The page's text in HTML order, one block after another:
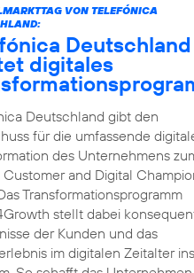
VON TELEFÓNICA
Deutschland
digitales
Deutschland gibt den
für die umfassende
des Unternehmens
and Digital
Transformationsprogramm
stellt dabei
der Kunden und das
im digitalen Zeitalter ins